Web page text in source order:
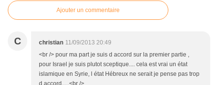
Ajouter un commentaire
C christian 11/09/2013 20:49
<br /> pour ma part je suis d accord sur la premier partie ,
pour Israel je suis plutot sceptique.... cela est vrai un état
islamique en Syrie, l état Hébreux ne serait je pense pas trop
d accord.....<br />